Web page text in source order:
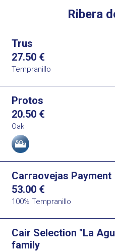
Ribera
Trus
27.50 €
Tempranillo
Protos
20.50 €
Oak
Allergens
Carraovejas Payment
53.00 €
100% Tempranillo
Cair Selection "La
family